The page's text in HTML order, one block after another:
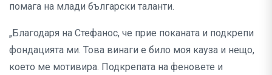
помага на млади български таланти.
„Благодаря на Стефанос, че прие поканата и подкрепи
фондацията ми. Това винаги е било моя кауза и нещо,
което ме мотивира. Подкрепата на феновете и